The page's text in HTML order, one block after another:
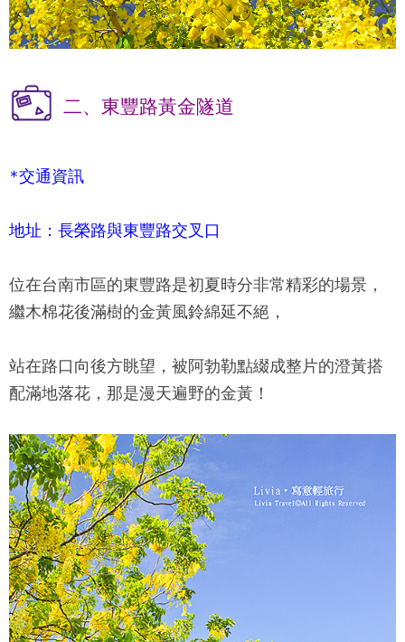
二、東豐路黃金隧道
*交通資訊
地址：長榮路與東豐路交叉口
位在台南市區的東豐路是初夏時分非常精彩的場景，
繼木棉花後滿樹的金黃風鈴綿延不絕，
站在路口向後方眺望，被阿勃勒點綴成整片的澄黃搭
配滿地落花，那是漫天遍野的金黃！